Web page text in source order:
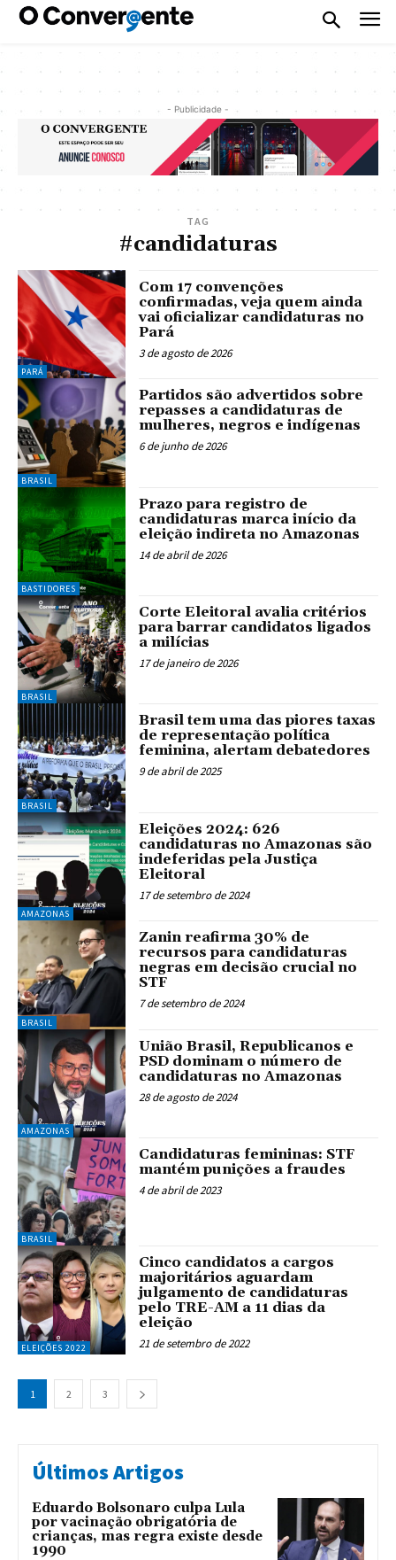
- Publicidade -
TAG
#candidaturas
PARÁ
Com 17 convenções
confirmadas, veja quem ainda
vai oficializar candidaturas no
Pará
3 de agosto de 2026
BRASIL
Partidos são advertidos sobre
repasses a candidaturas de
mulheres, negros e indígenas
6 de junho de 2026
BASTIDORES
Prazo para registro de
candidaturas marca início da
eleição indireta no Amazonas
14 de abril de 2026
BRASIL
Corte Eleitoral avalia critérios
para barrar candidatos ligados
a milícias
17 de janeiro de 2026
BRASIL
Brasil tem uma das piores taxas
de representação política
feminina, alertam debatedores
9 de abril de 2025
AMAZONAS
Eleições 2024: 626
candidaturas no Amazonas são
indeferidas pela Justiça
Eleitoral
17 de setembro de 2024
BRASIL
Zanin reafirma 30% de
recursos para candidaturas
negras em decisão crucial no
STF
7 de setembro de 2024
AMAZONAS
União Brasil, Republicanos e
PSD dominam o número de
candidaturas no Amazonas
28 de agosto de 2024
BRASIL
Candidaturas femininas: STF
mantém punições a fraudes
4 de abril de 2023
ELEIÇÕES 2022
Cinco candidatos a cargos
majoritários aguardam
julgamento de candidaturas
pelo TRE-AM a 11 dias da
eleição
21 de setembro de 2022
1 2 3
Últimos Artigos
Eduardo Bolsonaro culpa Lula
por vacinação obrigatória de
crianças, mas regra existe desde
1990